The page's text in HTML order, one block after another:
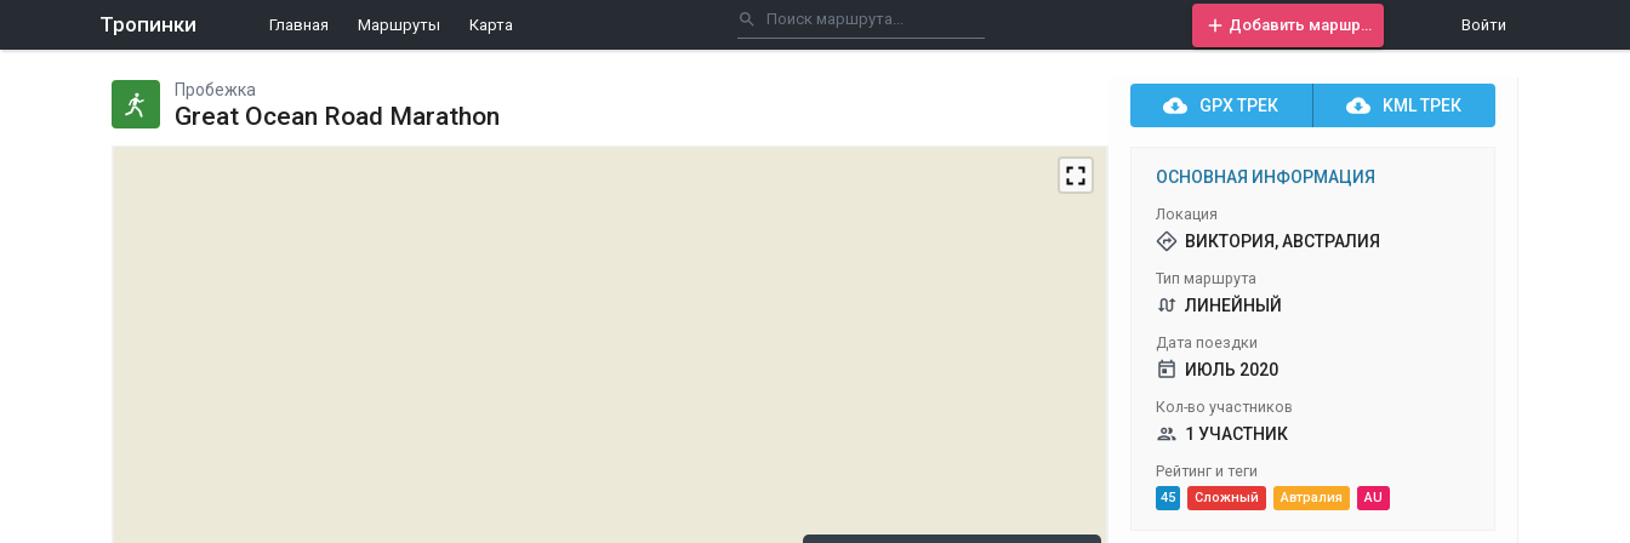
Тропинки Главная Маршруты Карта Войти
Пробежка
Great Ocean Road Marathon GPXТРЕК KMLТРЕК
ОСНОВНАЯ ИНФОРМАЦИЯ
Локация
ВИКТОРИЯ, АВСТРАЛИЯ
Тип маршрута
ЛИНЕЙНЫЙ
Дата поездки
ИЮЛЬ 2020
Кол-во участников
1 УЧАСТНИК
Рейтинг и теги
45 Сложный Автралия AU